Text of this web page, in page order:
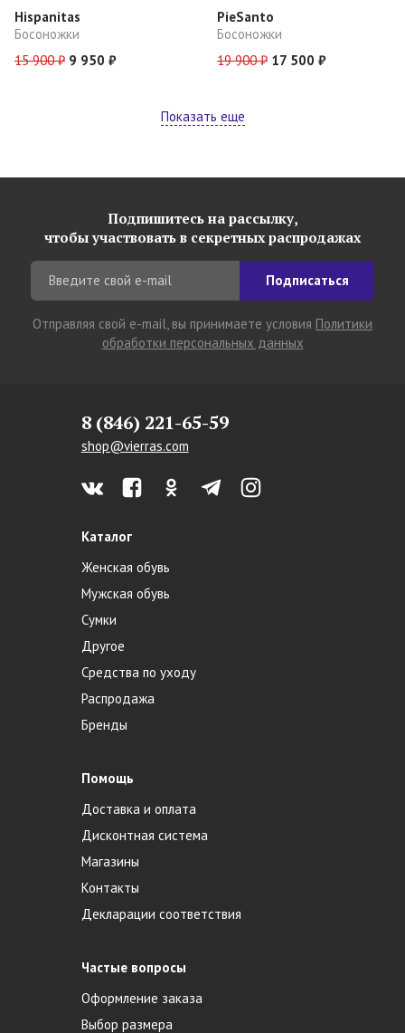
Hispanitas
Босоножки
15 900 ₽ 9 950 ₽
PieSanto
Босоножки
19 900 ₽ 17 500 ₽
Показать еще
Подпишитесь на рассылку,
чтобы участвовать в секретных распродажах
Подписаться
Отправляя свой e-mail, вы принимаете условия Политики
обработки персональных данных
8 (846) 221-65-59
shop@vierras.com
Каталог
Женская обувь
Мужская обувь
Сумки
Другое
Средства по уходу
Распродажа
Бренды
Помощь
Доставка и оплата
Дисконтная система
Магазины
Контакты
Декларации соответствия
Частые вопросы
Оформление заказа
Выбор размера